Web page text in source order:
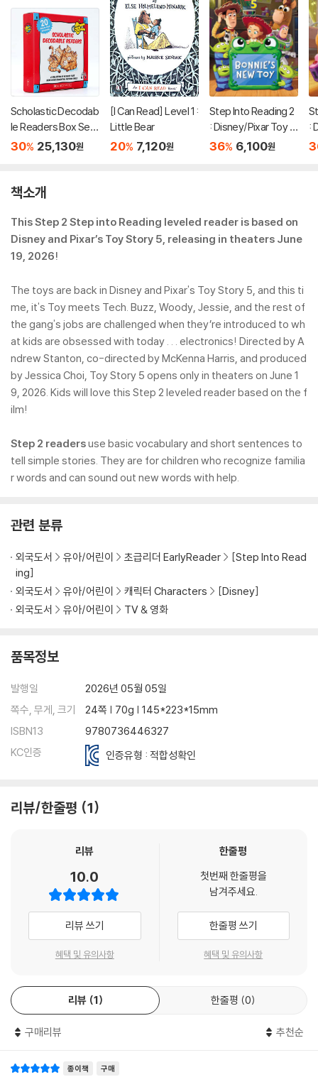
Scholastic Decodab
le Readers Box Set
Level A (StoryPlus
30% 25,130원
[I Can Read] Level 1 :
Little Bear
20% 7,120원
Step Into Reading 2
: Disney/Pixar Toy S
tory 5 : Bonnie's Ne
36% 6,100원
:
책소개
This Step 2 Step into Reading leveled reader is based on
Disney and Pixar’s Toy Story 5, releasing in theaters June
19, 2026!
The toys are back in Disney and Pixar's Toy Story 5, and this ti
me, it's Toy meets Tech. Buzz, Woody, Jessie, and the rest of
the gang's jobs are challenged when they’re introduced to wh
at kids are obsessed with today . . . electronics! Directed by A
ndrew Stanton, co-directed by McKenna Harris, and produced
by Jessica Choi, Toy Story 5 opens only in theaters on June 1
9, 2026. Kids will love this Step 2 leveled reader based on the f
ilm!
Step 2 readersuse basic vocabulary and short sentences to
tell simple stories. They are for children who recognize familia
r words and can sound out new words with help.
관련 분류
외국도서 유아/어린이 초급리더 EarlyReader
[Step Into Read
ing]
외국도서
유아/어린이 캐릭터 Characters
[Disney]
외국도서
유아/어린이 TV & 영화
품목정보
발행일
2026년 05월 05일
쪽수, 무게, 크기
24쪽 | 70g | 145*223*15mm
ISBN13
9780736446327
KC인증
인증유형 : 적합성확인
리뷰/한줄평 1
리뷰
10.0
리뷰 쓰기
혜택 및 유의사항
한줄평
첫번째 한줄평을
남겨주세요.
한줄평 쓰기
혜택 및 유의사항
리뷰 1 한줄평 0
구매리뷰 추천순
종이책 구매